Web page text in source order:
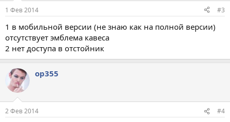
1 Фев 2014 #3
1 в мобильной версии (не знаю как на полной версии)
отсутствует эмблема кавеса
2 нет доступа в отстойник
op355
2 Фев 2014 #4